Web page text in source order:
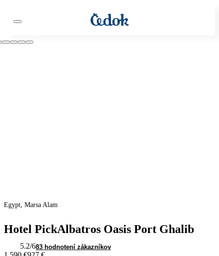
Egypt, Marsa Alam
Hotel PickAlbatros Oasis Port Ghalib
5.2/683 hodnotení zákazníkov